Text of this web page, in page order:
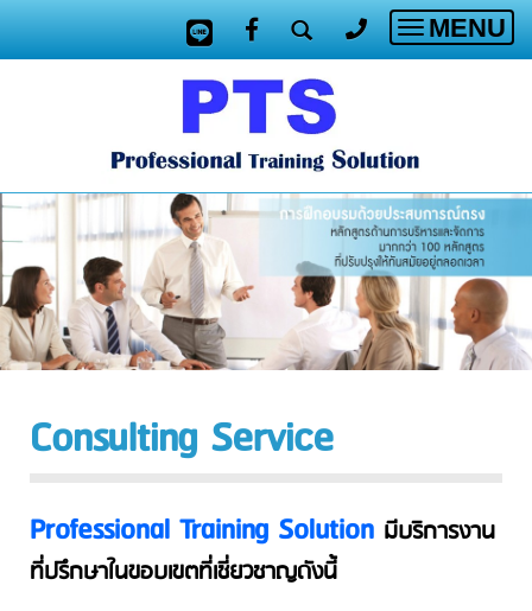
Toggle
MENU
Consulting Service
Professional Training Solution มีบริการงาน
ที่ปรึกษาในขอบเขตที่เชี่ยวชาญดังนี้